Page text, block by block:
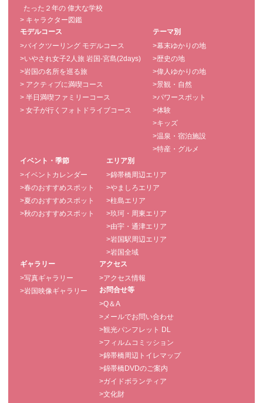
たった２年の 偉大な学校
> キャラクター図鑑
モデルコース
>バイクツーリング モデルコース
>いやされ女子2人旅 岩国-宮島(2days)
>岩国の名所を巡る旅
> アクティブに満喫コース
> 半日満喫ファミリーコース
> 女子が行くフォトドライブコース
テーマ別
>幕末ゆかりの地
>歴史の地
>偉人ゆかりの地
>景観・自然
>パワースポット
>体験
>キッズ
>温泉・宿泊施設
>特産・グルメ
イベント・季節
>イベントカレンダー
>春のおすすめスポット
>夏のおすすめスポット
>秋のおすすめスポット
エリア別
>錦帯橋周辺エリア
>やましろエリア
>柱島エリア
>玖珂・周東エリア
>由宇・通津エリア
>岩国駅周辺エリア
>岩国全域
ギャラリー
>写真ギャラリー
>岩国映像ギャラリー
アクセス
>アクセス情報
お問合せ等
>Q＆A
>メールでお問い合わせ
>観光パンフレット DL
>フィルムコミッション
>錦帯橋周辺トイレマップ
>錦帯橋DVDのご案内
>ガイドボランティア
>文化財